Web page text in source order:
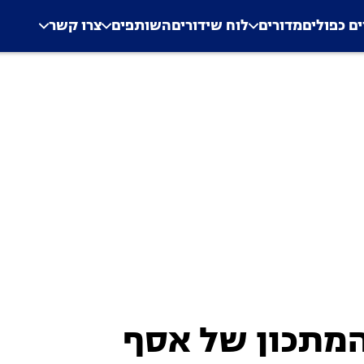
Application error: a
. כפוליםמדורים לוח שידוריםהשותפים צרו קשר
של אסף